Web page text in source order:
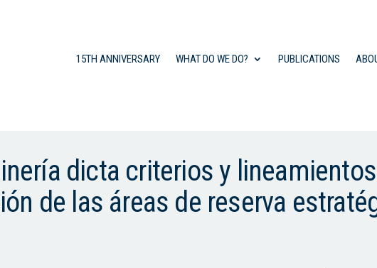
15TH ANNIVERSARY WHAT DO WE DO? PUBLICATIONS
dicta criterios y
de las áreas de reserva